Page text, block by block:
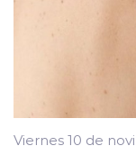
Viernes 10 de